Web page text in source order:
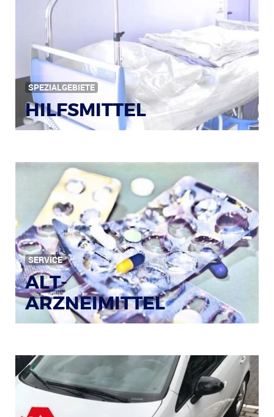
SPEZIALGEBIETE
HILFSMITTEL
Bild: © Rainer Sturm / pixelio.de
SERVICE
ALT-
ARZNEIMITTEL